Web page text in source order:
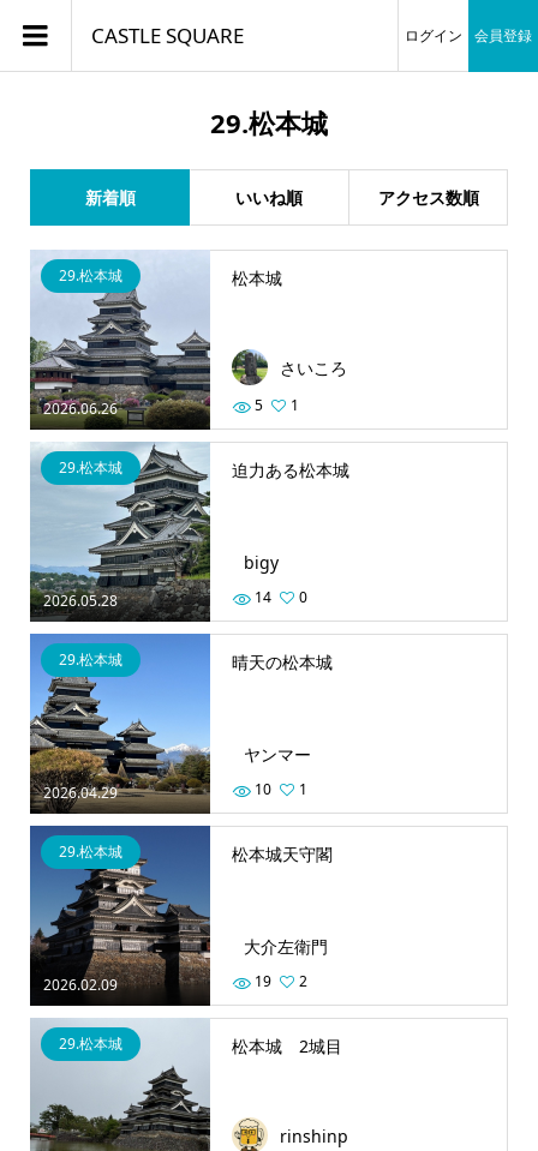
CASTLE SQUARE ログイン 会員登録
29.松本城
新着順 いいね順 アクセス数順
2026.06.26
29.松本城 松本城
さいころ
5 1
2026.05.28
29.松本城 迫力ある松本城
bigy
14 0
2026.04.29
29.松本城 晴天の松本城
ヤンマー
10 1
2026.02.09
29.松本城 松本城天守閣
大介左衛門
19 2
29.松本城 松本城 2城目
rinshinp